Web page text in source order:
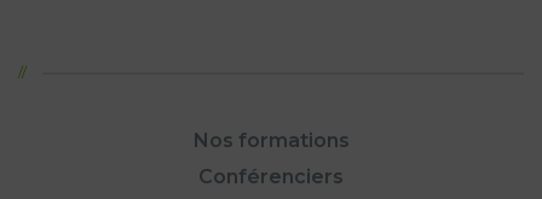
Nos formations
Conférenciers